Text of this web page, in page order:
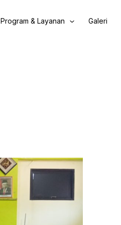
Program & Layanan Galeri